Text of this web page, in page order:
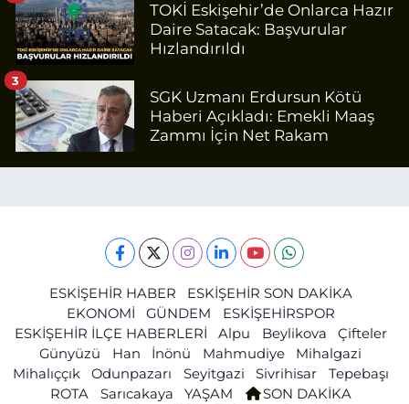
TOKİ Eskişehir’de Onlarca Hazır
Daire Satacak: Başvurular
Hızlandırıldı
SGK Uzmanı Erdursun Kötü
Haberi Açıkladı: Emekli Maaş
Zammı İçin Net Rakam
3
ESKİŞEHİR HABER
ESKİŞEHİR SON DAKİKA
EKONOMİ
GÜNDEM
ESKİŞEHİRSPOR
ESKİŞEHİR İLÇE HABERLERİ
Alpu Beylikova
Çifteler
Günyüzü
Han İnönü Mahmudiye
Mihalgazi
Mihalıççık
Odunpazarı Seyitgazi Sivrihisar
Tepebaşı
ROTA
Sarıcakaya YAŞAM
SON DAKİKA